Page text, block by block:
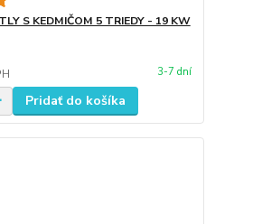
S KEDMIČOM 5 TRIEDY - 19 KW
3-7 dní
Pridať do košíka